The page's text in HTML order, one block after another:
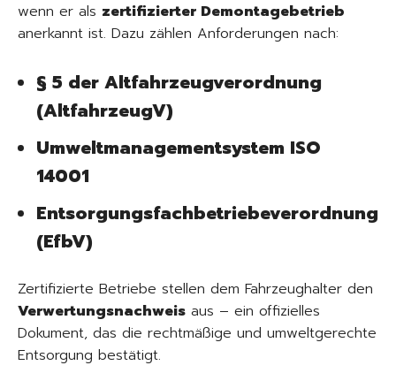
wenn er als zertifizierter Demontagebetrieb
anerkannt ist. Dazu zählen Anforderungen nach:
§ 5 der Altfahrzeugverordnung
(AltfahrzeugV)
Umweltmanagementsystem ISO
14001
Entsorgungsfachbetriebeverordnung
(EfbV)
Zertifizierte Betriebe stellen dem Fahrzeughalter den
Verwertungsnachweis aus – ein offizielles
Dokument, das die rechtmäßige und umweltgerechte
Entsorgung bestätigt.